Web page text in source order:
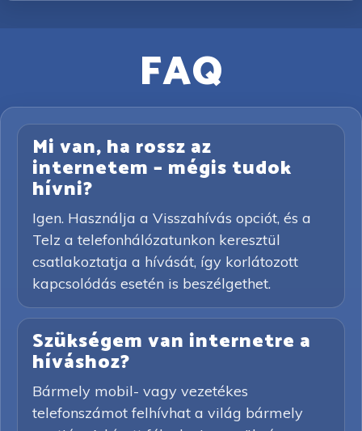
FAQ
Mi van, ha rossz az
internetem – mégis tudok
hívni?
Igen. Használja a Visszahívás opciót, és a
Telz a telefonhálózatunkon keresztül
csatlakoztatja a hívását, így korlátozott
kapcsolódás esetén is beszélgethet.
Szükségem van internetre a
híváshoz?
Bármely mobil- vagy vezetékes
telefonszámot felhívhat a világ bármely